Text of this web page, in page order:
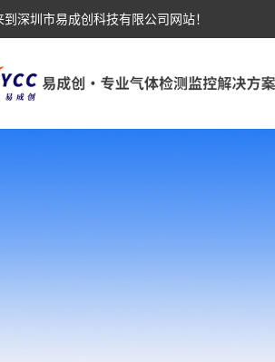
到深圳市易成创科技有限公司网站！